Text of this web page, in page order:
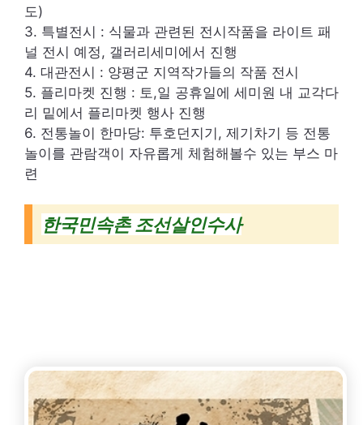
도)
3. 특별전시 : 식물과 관련된 전시작품을 라이트 패
널 전시 예정, 갤러리세미에서 진행
4. 대관전시 : 양평군 지역작가들의 작품 전시
5. 플리마켓 진행 : 토,일 공휴일에 세미원 내 교각다
리 밑에서 플리마켓 행사 진행
6. 전통놀이 한마당: 투호던지기, 제기차기 등 전통
놀이를 관람객이 자유롭게 체험해볼수 있는 부스 마
련
한국민속촌 조선살인수사